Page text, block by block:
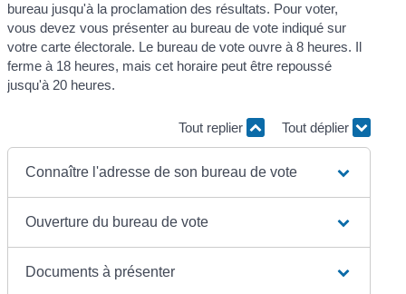
bureau jusqu'à la proclamation des résultats. Pour voter,
vous devez vous présenter au bureau de vote indiqué sur
votre carte électorale. Le bureau de vote ouvre à 8 heures. Il
ferme à 18 heures, mais cet horaire peut être repoussé
jusqu'à 20 heures.
Tout replier Tout déplier
Connaître l'adresse de son bureau de vote
Ouverture du bureau de vote
Documents à présenter